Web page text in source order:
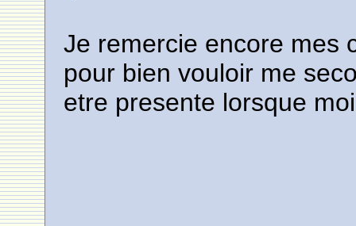
Je remercie encore mes
pour bien vouloir me
etre presente lorsque